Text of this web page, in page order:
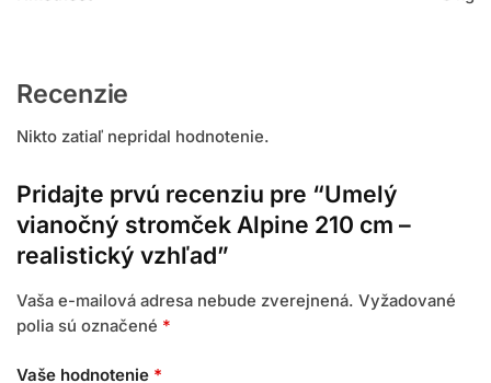
Recenzie
Nikto zatiaľ nepridal hodnotenie.
Pridajte prvú recenziu pre “Umelý
vianočný stromček Alpine 210 cm –
realistický vzhľad”
Vaša e-mailová adresa nebude zverejnená. Vyžadované
polia sú označené *
Vaše hodnotenie *